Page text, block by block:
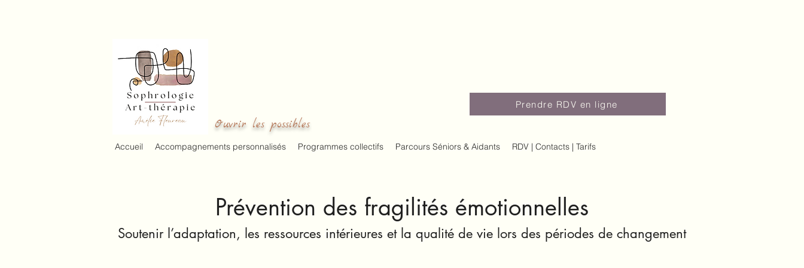
Ouvrir les possibles
Accueil Accompagnements personnalisés Programmes collectifs Parcours Séniors & Aidants RDV | Contacts | Tarifs
Prendre RDV en ligne
Prévention des fragilités émotionnelles
Soutenir l’adaptation, les ressources intérieures et la qualité de vie lors des périodes de changement